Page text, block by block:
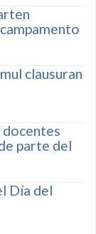
clausuran
parte del
Día del